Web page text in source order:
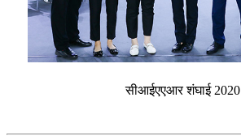
सीआईएएआर शंघाई 2020